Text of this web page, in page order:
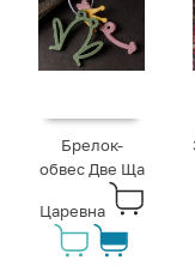
Брелок-
обвес Две Ща
Царевна